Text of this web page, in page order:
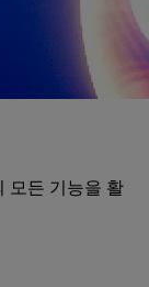
모든 기능을 활